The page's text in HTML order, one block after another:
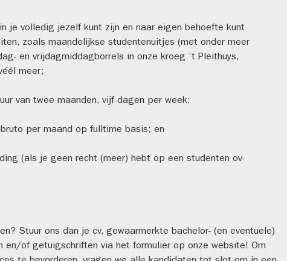
je volledig jezelf kunt zijn en naar eigen behoefte kunt
zoals maandelijkse studentenuitjes (met onder meer
en vrijdagmiddagborrels in onze kroeg ’t Pleithuys,
meer;
van twee maanden, vijf dagen per week;
per maand op fulltime basis; en
(als je geen recht (meer) hebt op een studenten ov-
Stuur ons dan je cv, gewaarmerkte bachelor- (en eventuele)
en/of getuigschriften via het formulier op onze website! Om